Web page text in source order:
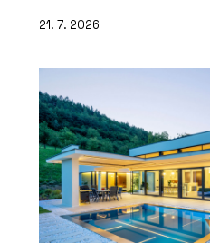
21. 7. 2026